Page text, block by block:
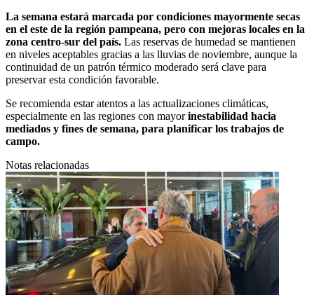
La semana estará marcada por condiciones mayormente secas
en el este de la región pampeana, pero con mejoras locales en la
zona centro-sur del país. Las reservas de humedad se mantienen
en niveles aceptables gracias a las lluvias de noviembre, aunque la
continuidad de un patrón térmico moderado será clave para
preservar esta condición favorable.
Se recomienda estar atentos a las actualizaciones climáticas,
especialmente en las regiones con mayorinestabilidad hacia
mediados y fines de semana, para planificar los trabajos de
campo.
Notas relacionadas